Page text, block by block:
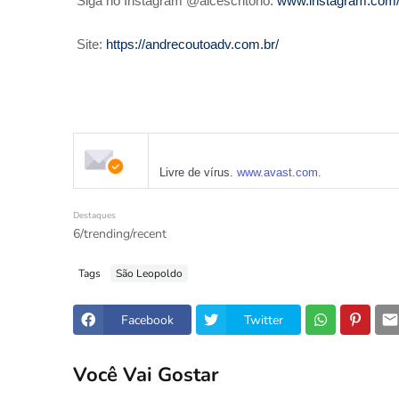
Site: https://andrecoutoadv.com.br/
Livre de vírus. www.avast.com.
Destaques
6/trending/recent
Tags São Leopoldo
Facebook Twitter
Você Vai Gostar